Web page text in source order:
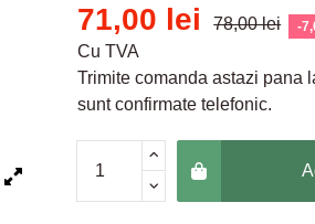
71,00 lei 78,00 lei -
Cu TVA
Trimite comanda astazi pana
sunt confirmate telefonic.